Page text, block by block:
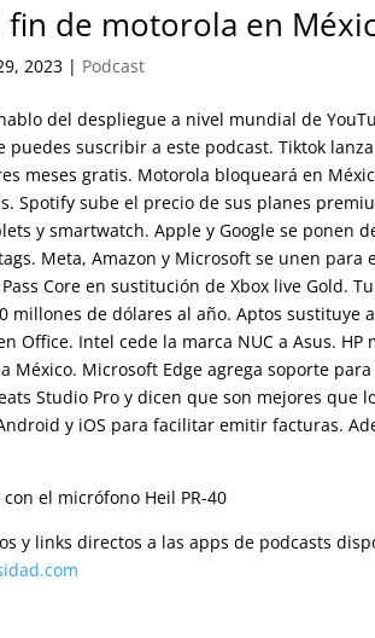
fin de motorola en
2023 | Podcast
del despliegue a nivel mundial de
puedes suscribir a este podcast. Tiktok
meses gratis. Motorola bloqueará en
Spotify sube el precio de sus planes
y smartwatch. Apple y Google se ponen
Meta, Amazon y Microsoft se unen para
Core en sustitución de Xbox live Gold.
millones de dólares al año. Aptos sustituye
Office. Intel cede la marca NUC a Asus.
México. Microsoft Edge agrega soporte para
Studio Pro y dicen que son mejores que
y iOS para facilitar emitir facturas.
el micrófono Heil PR-40
y links directos a las apps de podcasts